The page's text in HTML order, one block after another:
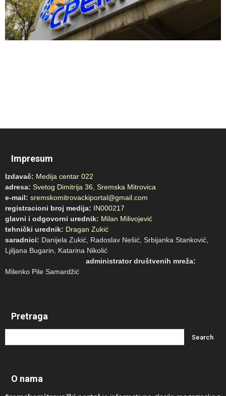
Impresum
Izdavač: Medija centar 022
adresa: Svetog Dimitrija 36, Sremska Mitrovica
e-mail: sremskomitrovackiportal@gmail.com
registracioni broj medija: IN000217
glavni i odgovorni urednik: Milan Milivojević
tehnički urednik: Dragan Zukić
saradnici: Danijela Zukić, Radoslav Nešić, Srbijanka Stanković,
Ljiljana Bugarin, Katarina Nikolić
administrator društvenih mreža:
Milenko Pile Samardžić
Pretraga
O nama